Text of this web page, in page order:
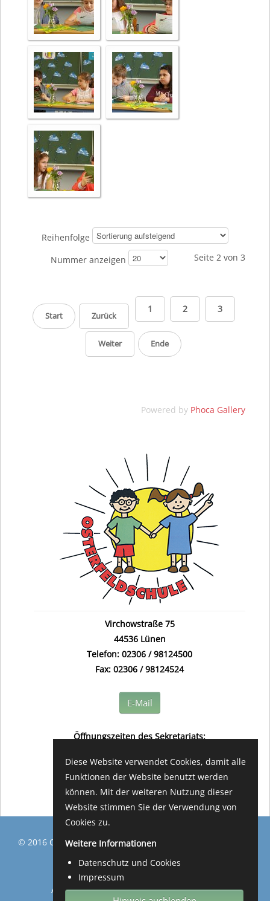
Reihenfolge
Nummer anzeigen
Seite 2 von 3
Start Zurück
1 2 3
Weiter Ende
Powered by Phoca Gallery
Virchowstraße 75
44536 Lünen
Telefon: 02306 / 98124500
Fax: 02306 / 98124524
E-Mail
Öffnungszeiten des Sekretariats:
08.00 - 12.00 Uhr
© 2016 Osterfeld Grundschule Lünen Design by
media
Impressum
Datenschutz & Cookies
Anmelden
Diese Website verwendet Cookies, damit alle
Funktionen der Website benutzt werden
können. Mit der weiteren Nutzung dieser
Website stimmen Sie der Verwendung von
Cookies zu.
Weitere Informationen
Datenschutz und Cookies
Impressum